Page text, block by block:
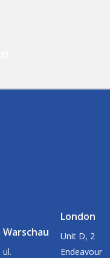
Warschau
ul.
London
Unit D, 2
Endeavour